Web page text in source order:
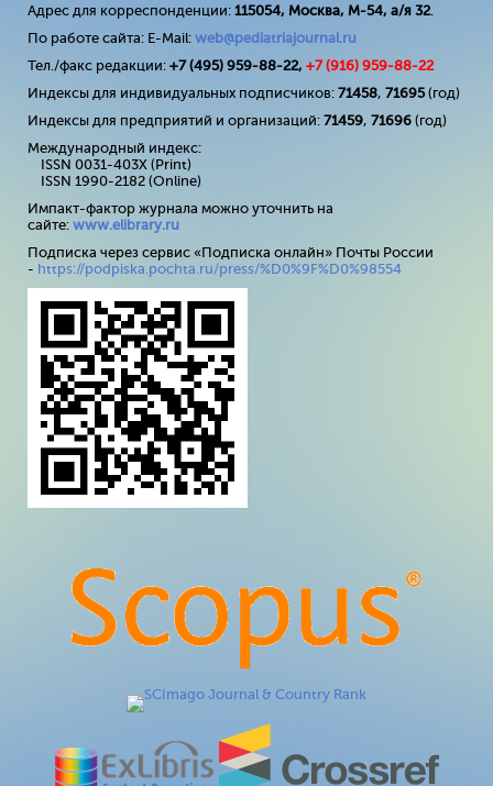
Адрес для корреспонденции: 115054, Москва, М-54, а/я 32.
По работе сайта: E-Mail: web@pediatriajournal.ru
Тел./факс редакции: +7 (495) 959-88-22, +7 (916) 959-88-22
Индексы для индивидуальных подписчиков: 71458, 71695(год)
Индексы для предприятий и организаций: 71459, 71696 (год)
Международный индекс:
ISSN 0031-403X (Print)
ISSN 1990-2182 (Online)
Импакт-фактор журнала можно уточнить на
сайте: www.elibrary.ru
Подписка через сервис «Подписка онлайн» Почты России
- https://podpiska.pochta.ru/press/%D0%9F%D0%98554